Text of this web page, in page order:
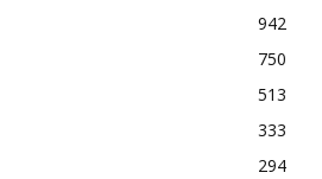
942
750
513
333
294